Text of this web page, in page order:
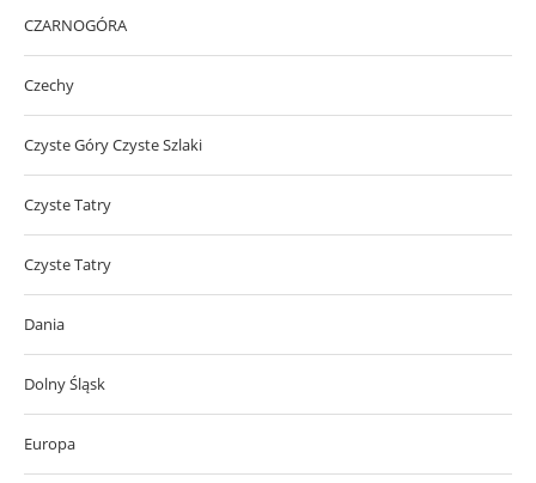
CZARNOGÓRA
Czechy
Czyste Góry Czyste Szlaki
Czyste Tatry
Czyste Tatry
Dania
Dolny Śląsk
Europa